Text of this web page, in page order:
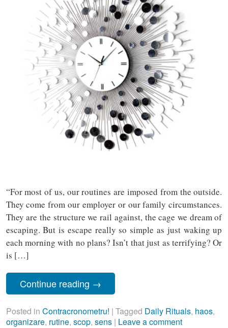
“For most of us, our routines are imposed from the outside.
They come from our employer or our family circumstances.
They are the structure we rail against, the cage we dream of
escaping. But is escape really so simple as just waking up
each morning with no plans? Isn’t that just as terrifying? Or
is […]
Continue reading →
Posted in Contracronometru! | Tagged Daily Rituals, haos,
organizare, rutine, scop, sens | Leave a comment